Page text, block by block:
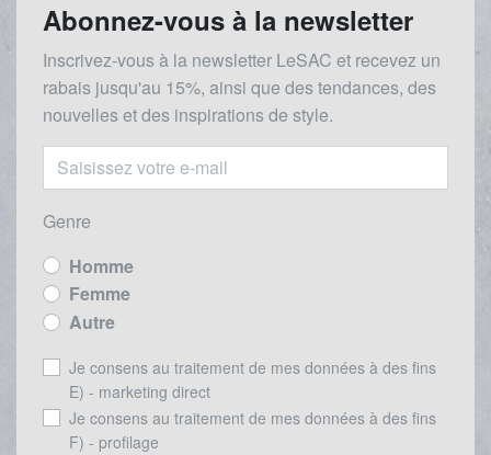
Abonnez-vous à la newsletter
Inscrivez-vous à la newsletter LeSAC et recevez un
rabais jusqu'au 15%, ainsi que des tendances, des
nouvelles et des inspirations de style.
Genre
Homme
Femme
Autre
Je consens au traitement de mes données à des fins
E) - marketing direct
Je consens au traitement de mes données à des fins
F) - profilage